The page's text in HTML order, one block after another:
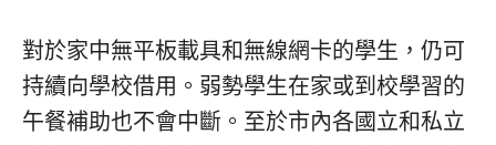
對於家中無平板載具和無線網卡的學生，仍可
持續向學校借用。弱勢學生在家或到校學習的
午餐補助也不會中斷。至於市內各國立和私立